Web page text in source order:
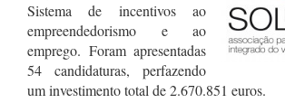
Sistema de incentivos ao
empreendedorismo e ao
emprego. Foram apresentadas
54 candidaturas, perfazendo
um investimento total de 2.670.851 euros.